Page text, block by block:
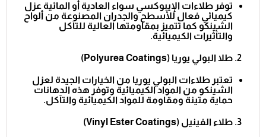
توفر طلاءات الإيبوكسي سواء العادية أو المائية عزل
كيميائي فعال للأسطح والجدران المصنوعة من ألواح
الشينكو كما تتميز بمقاومتها العالية للتآكل
والتأثيرات الكيميائية.
طلا البولي يوريا (Polyurea Coatings
)
تعتبر طلاءات البولي يوريا من الخيارات الجيدة لعزل
الشينكو من المواد الكيميائية وتوفر هذه الدهانات
حماية متينة ومقاومة للمواد الكيميائية والتآكل.
طلاء الفينيل (Vinyl Ester Coatings
)